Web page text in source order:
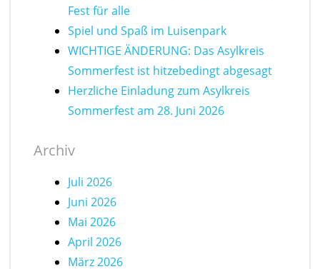
Fest für alle
Spiel und Spaß im Luisenpark
WICHTIGE ÄNDERUNG: Das Asylkreis
Sommerfest ist hitzebedingt abgesagt
Herzliche Einladung zum Asylkreis
Sommerfest am 28. Juni 2026
Archiv
Juli 2026
Juni 2026
Mai 2026
April 2026
März 2026